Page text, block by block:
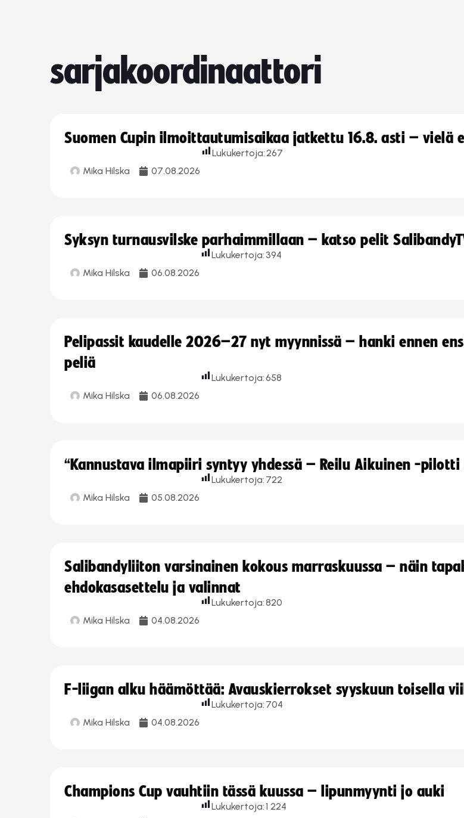
sarjakoordinaattori
Suomen Cupin ilmoittautumisaikaa jatkettu 16.8. asti – vielä
Mika Hilska 07.08.2026
Lukukertoja:267
Syksyn turnausvilske parhaimmillaan – katso pelit
Mika Hilska 06.08.2026
Lukukertoja: 394
Pelipassit kaudelle 2026–27 nyt myynnissä – hanki ennen
peliä
Mika Hilska 06.08.2026
Lukukertoja:658
“Kannustava ilmapiiri syntyy yhdessä – Reilu Aikuinen -pilotti
Mika Hilska 05.08.2026
Lukukertoja: 722
Salibandyliiton varsinainen kokous marraskuussa – näin
ehdokasasettelu ja valinnat
Mika Hilska 04.08.2026
Lukukertoja:820
F-liigan alku häämöttää: Avauskierrokset syyskuun toisella
Mika Hilska 04.08.2026
Lukukertoja: 704
Champions Cup vauhtiin tässä kuussa – lipunmyynti jo auki
Lukukertoja:1 224